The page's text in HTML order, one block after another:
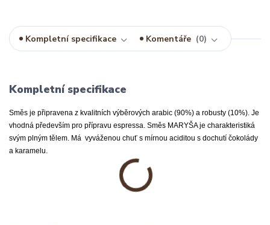
Kompletní specifikace Komentáře 0
Kompletní specifikace
Směs je připravena z kvalitních výběrových arabic (90%) a robusty (10%). Je
vhodná především pro přípravu espressa. Směs MARYŠA je charakteristiká
svým plným tělem. Má vyváženou chuť s mírnou aciditou s dochutí čokolády
a karamelu.